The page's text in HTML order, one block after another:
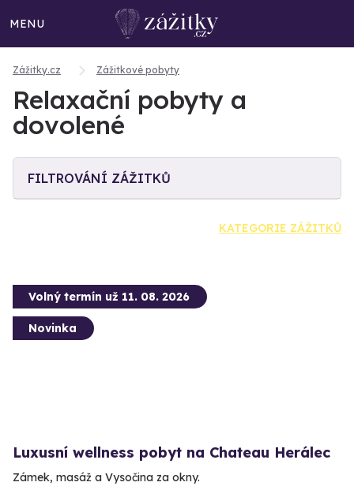
MENU
Zážitky.cz Zážitkové pobyty
Relaxační pobyty a
dovolené
FILTROVÁNÍ ZÁŽITKŮ
KATEGORIE ZÁŽITKŮ
Volný termín už 11. 08. 2026
Novinka
Luxusní wellness pobyt na Chateau Herálec
Zámek, masáž a Vysočina za okny.